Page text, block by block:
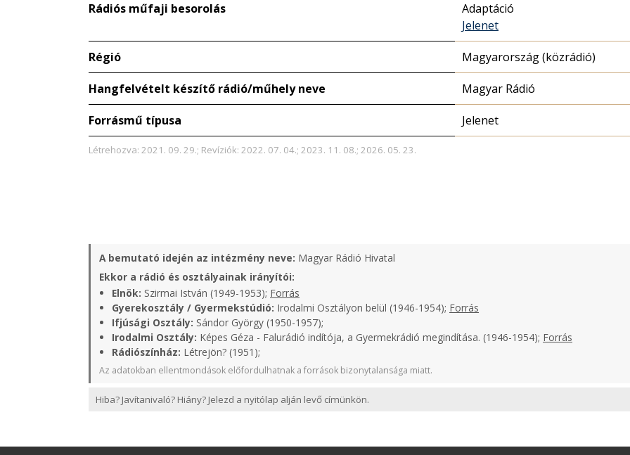
Rádiós műfaji besorolás
Adaptáció
Jelenet
Régió Magyarország (közrádió)
Hangfelvételt készítő rádió/műhely neve Magyar Rádió
Forrásmű típusa Jelenet
Létrehozva: 2021. 09. 29.; Revíziók: 2022. 07. 04.; 2023. 11. 08.; 2026. 05. 23.
A bemutató idején az intézmény neve: Magyar Rádió Hivatal
Ekkor a rádió és osztályainak irányítói:
Elnök: Szirmai István (1949-1953); Forrás
Gyerekosztály / Gyermekstúdió: Irodalmi Osztályon belül (1946-1954); Forrás
Ifjúsági Osztály: Sándor György (1950-1957);
Irodalmi Osztály: Képes Géza - Falurádió indítója, a Gyermekrádió megindítása. (1946-1954); Forrás
Rádiószínház: Létrejön? (1951);
Az adatokban ellentmondások előfordulhatnak a források bizonytalansága miatt.
Hiba? Javítanivaló? Hiány? Jelezd a nyitólap alján levő címünkön.